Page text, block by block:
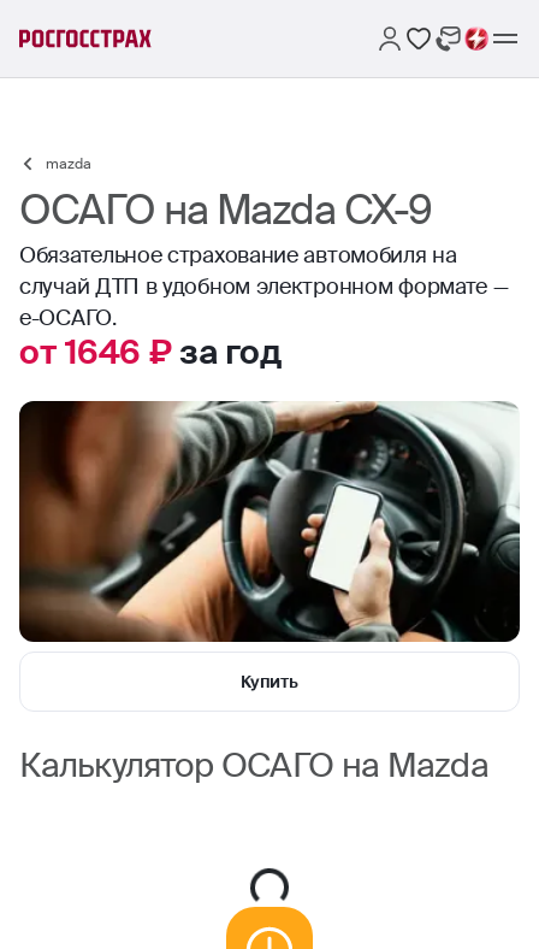
mazda
ОСАГО на Mazda CX-9
Обязательное страхование автомобиля на
случай ДТП в удобном электронном формате —
е-ОСАГО.
от 1646 ₽за год
Купить
Калькулятор ОСАГО на Mazda